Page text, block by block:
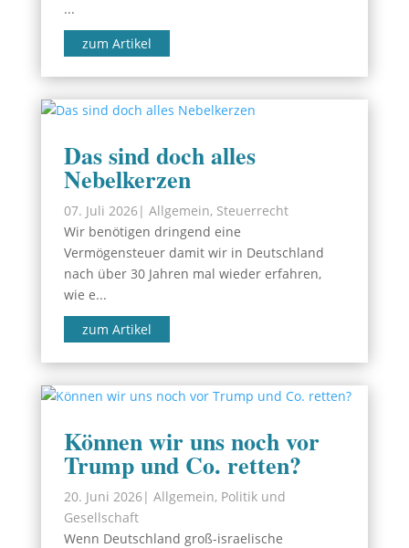
...
zum Artikel
Das sind doch alles
Nebelkerzen
07. Juli 2026| Allgemein, Steuerrecht
Wir benötigen dringend eine
Vermögensteuer damit wir in Deutschland
nach über 30 Jahren mal wieder erfahren,
wie e...
zum Artikel
Können wir uns noch vor
Trump und Co. retten?
20. Juni 2026| Allgemein, Politik und
Gesellschaft
Wenn Deutschland groß-israelische